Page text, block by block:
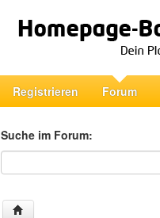
Registrieren Forum
Suche im Forum:
Suche im Forum